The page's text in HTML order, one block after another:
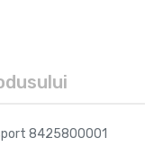
8425800001